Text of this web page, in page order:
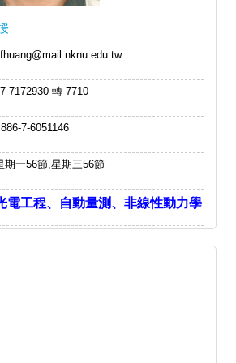
7172930 轉 7710
7-6051146
期一56節,星期三56節
電工程、自動量測、非線性動力學